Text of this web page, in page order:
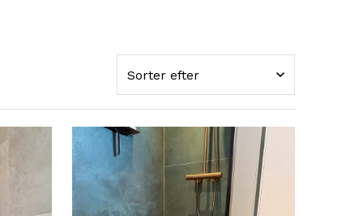
Fremhævet
Mest relevante
Bestsellere
Alfabetisk, A-Å
Alfabetisk, Å-A